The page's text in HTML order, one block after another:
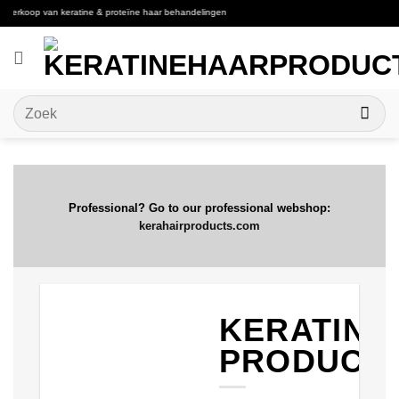
Ga
naar
van keratine & proteïne haar behandelingen
Zoeken
naar:
Professional? Go to our professional webshop:
kerahairproducts.com
KERATINE